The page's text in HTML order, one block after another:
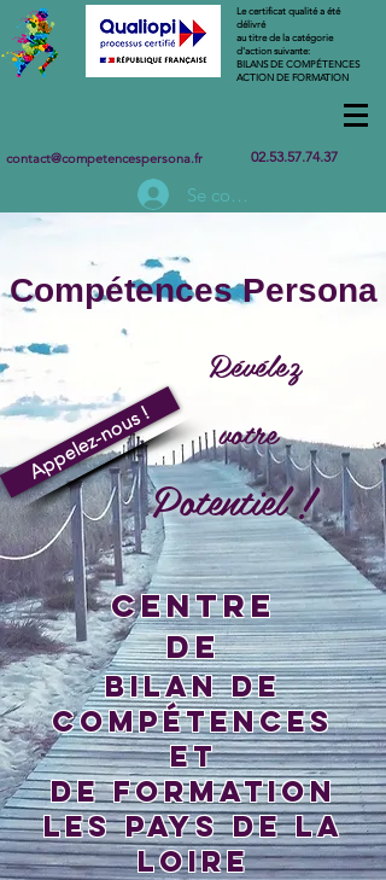
Le certificat qualité a été
délivré
au titre de la catégorie
d'action suivante:
BILANS DE COMPÉTENCES
ACTION DE FORMATION
contact@competencespersona.fr 02.53.57.74.37
Se connecter
Compétences Persona
Révélez
Appelez-nous ! votre
Potentiel !
CENTRE
DE
BILAN DE
COMPÉTENCES
et
de FORMATION
les Pays de la
Loire